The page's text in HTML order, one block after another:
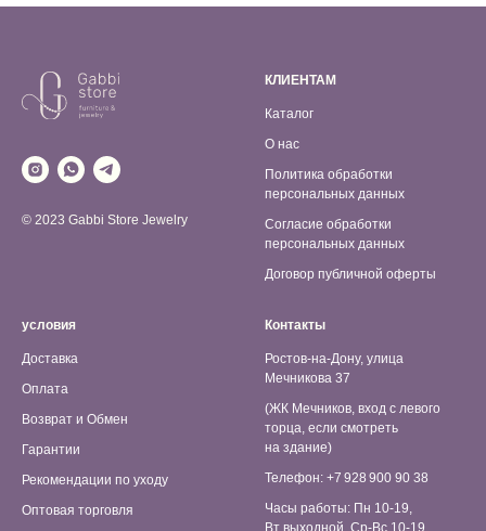
© 2023 Gabbi Store Jewelry
КЛИЕНТАМ
Каталог
О нас
Политика обработки
персональных данных
Согласие обработки
персональных данных
Договор публичной оферты
условия
Доставка
Оплата
Возврат и Обмен
Гарантии
Рекомендации по уходу
Оптовая торговля
Контакты
Ростов-на-Дону, улица
Мечникова 37
(ЖК Мечников, вход с левого
торца, если смотреть
на здание)
Телефон: +7 928 900 90 38
Часы работы: Пн 10-19,
Вт выходной, Ср-Вс 10-19